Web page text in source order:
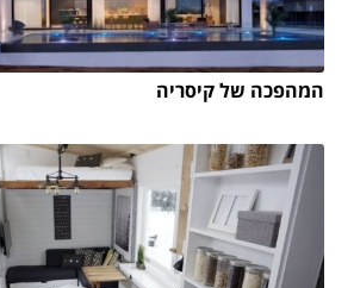
המהפכה של קיסריה